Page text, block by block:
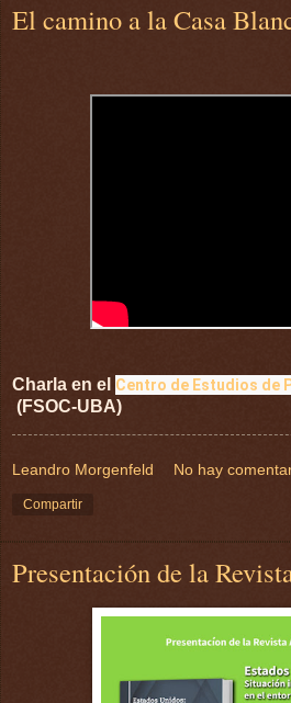
El camino a la Casa
Charla en el Centro de Estudios de
(FSOC-UBA)
Leandro Morgenfeld No hay
Compartir
Presentación de la